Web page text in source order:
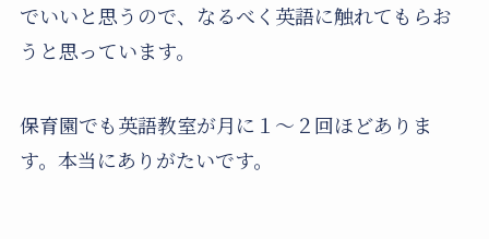
でいいと思うので、なるべく英語に触れてもらお
うと思っています。
保育園でも英語教室が月に１〜２回ほどありま
す。本当にありがたいです。